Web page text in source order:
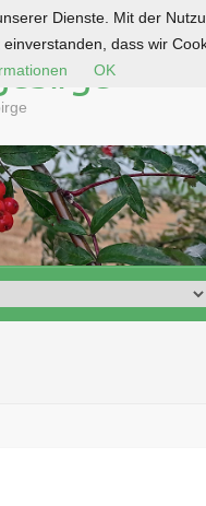
Dienste. Mit der
dass wir
OK